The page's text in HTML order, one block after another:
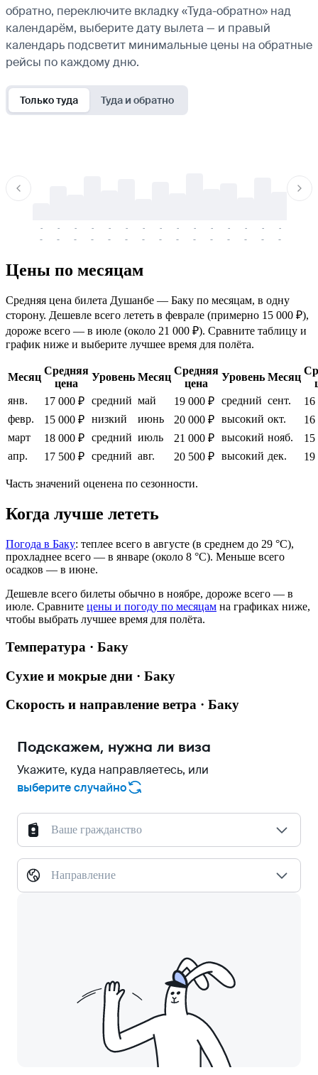
обратно, переключите вкладку «Туда-обратно» над
календарём, выберите дату вылета — и правый
календарь подсветит минимальные цены на обратные
рейсы по каждому дню.
Только туда Туда и обратно
-
-
-
-
-
-
-
-
-
-
-
-
-
-
-
-
-
-
-
-
-
-
-
-
-
-
-
-
-
-
Цены по месяцам
Средняя цена билета Душанбе — Баку по месяцам, в одну
сторону. Дешевле всего лететь в феврале (примерно 15 000 ₽),
дороже всего — в июле (около 21 000 ₽). Сравните таблицу и
график ниже и выберите лучшее время для полёта.
Месяц
Средняя
цена
Уровень Месяц
Средняя
цена
Уровень Месяц
янв.
17 000 ₽ средний май 19 000 ₽ средний сент.
16
февр.
15 000 ₽ низкий июнь 20 000 ₽ высокий окт.
16
март
18 000 ₽ средний июль 21 000 ₽ высокий нояб.
15
апр.
17 500 ₽ средний авг. 20 500 ₽ высокий дек. 19
Часть значений оценена по сезонности.
Когда лучше лететь
Погода в Баку: теплее всего в августе (в среднем до 29 °C),
прохладнее всего — в январе (около 8 °C). Меньше всего
осадков — в июне.
Дешевле всего билеты обычно в ноябре, дороже всего — в
июле. Сравните цены и погоду по месяцам на графиках ниже,
чтобы выбрать лучшее время для полёта.
Температура · Баку
Сухие и мокрые дни · Баку
Скорость и направление ветра · Баку
Подскажем, нужна ли виза
Укажите, куда направляетесь, или
выберите случайно
Ваше гражданство
Направление